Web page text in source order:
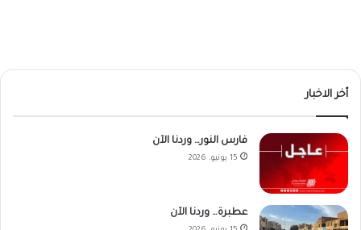
أخر الاخبار
فارس النور… وردنا الآن
15 يونيو، 2026
عطبرة… وردنا الآن